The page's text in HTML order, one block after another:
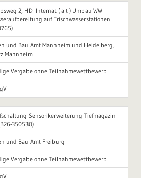
2, HD- Internat ( alt ) Umbau WW
auf Frischwasserstationen
und Bau Amt Mannheim und Heidelberg,
Mannheim
Vergabe ohne Teilnahmewettbewerb
Sensorikerweiterung Tiefmagazin
350530)
und Bau Amt Freiburg
Vergabe ohne Teilnahmewettbewerb